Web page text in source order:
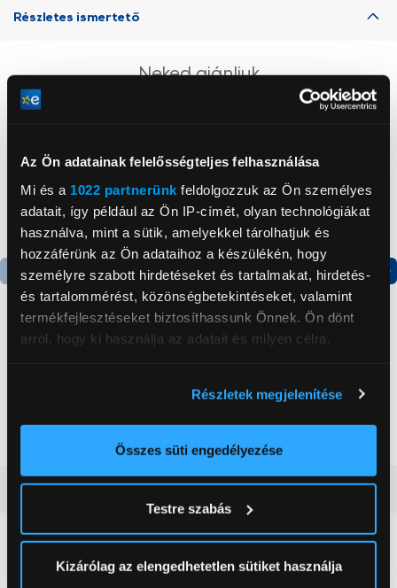
Az Ön adatainak felelősségteljes felhasználása
Mi és a 1022 partnerünk feldolgozzuk az Ön személyes
adatait, így például az Ön IP-címét, olyan technológiákat
használva, mint a sütik, amelyekkel tárolhatjuk és
hozzáférünk az Ön adataihoz a készülékén, hogy
személyre szabott hirdetéseket és tartalmakat, hirdetés-
és tartalommérést, közönségbetekintéseket, valamint
termékfejlesztéseket biztosíthassunk Önnek. Ön dönt
arról, hogy ki használja az adatait és milyen célra.
elhelyezkedéséről pár méteres pontossággal
Az Ön készülékén beazonosítása annak konkrét
módjairól és adja meg preferenciáit aRészletek
pontban. Bármikor módosíthatja vagy visszavonhatja a
Sütinyilatkozathoz való hozzájárulását.
Részletek megjelenítése
Összes süti engedélyezése
Testre szabás
Kizárólag az elengedhetetlen sütiket használja
Részletes ismertető
Neked ajánljuk
Termék adatlap Termék adatlap
kombinált hűtőszekrény
Vásárlói vélemények(0)
0